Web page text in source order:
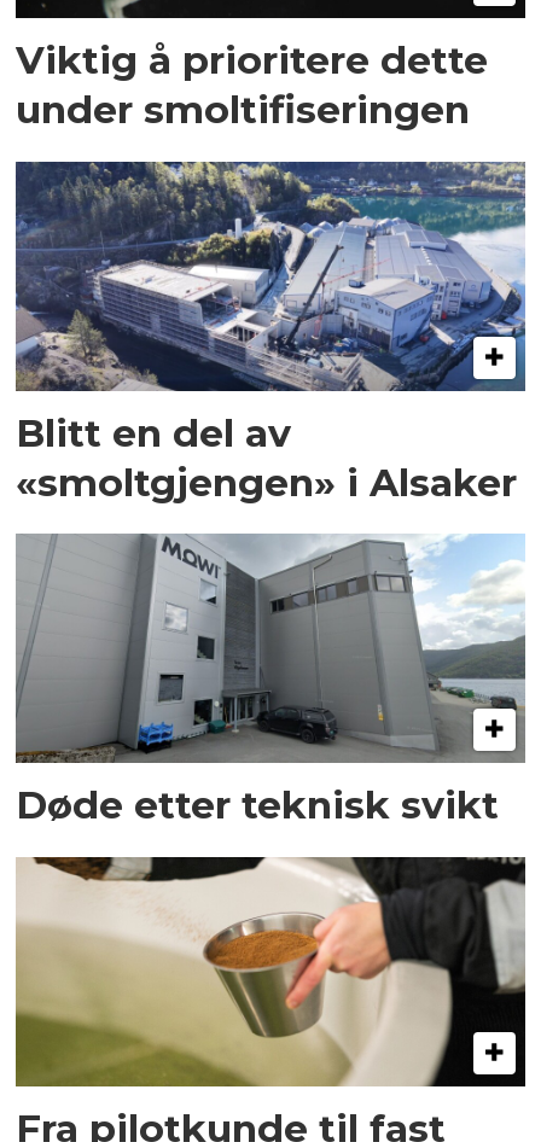
Viktig å prioritere dette
under smoltifiseringen
Blitt en del av
«smoltgjengen» i Alsaker
Døde etter teknisk svikt
Fra pilotkunde til fast